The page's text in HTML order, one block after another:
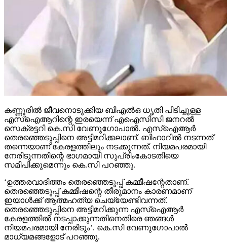
കണ്ണൂരില്‍ ജീവനൊടുക്കിയ ബിഎല്‍ഒ ധൃതി പിടിച്ചുള്ള
എസ്‌ഐആറിന്റെ ഇരയെന്ന് എഐസിസി ജനറല്‍
സെക്രട്ടറി കെ.സി വേണുഗോപാല്‍. എസ്‌ഐആര്‍
തെരഞ്ഞെടുപ്പിനെ അട്ടിമറിക്കലാണ്. ബിഹാറില്‍ നടന്നത്
തന്നെയാണ് കേരളത്തിലും നടക്കുന്നത്. നിയമപരമായി
നേരിടുന്നതിന്റെ ഭാഗമായി സുപ്രിംകോടതിയെ
സമീപിക്കുമെന്നും കെ.സി പറഞ്ഞു.
‘ഉത്തരവാദിത്തം തെരഞ്ഞെടുപ്പ് കമ്മീഷന്റേതാണ്.
തെരഞ്ഞെടുപ്പ് കമ്മീഷന്റെ തീരുമാനം കാരണമാണ്
ഇയാള്‍ക്ക് ആത്മഹത്യ ചെയ്യേണ്ടിവന്നത്.
തെരഞ്ഞെടുപ്പിനെ അട്ടിമറിക്കുന്ന എസ്‌ഐആര്‍
കേരളത്തില്‍ നടപ്പാക്കുന്നതിനെതിരെ ഞങ്ങള്‍
നിയമപരമായി നേരിടും’. കെ.സി വേണുഗോപാല്‍
മാധ്യമങ്ങളോട് പറഞ്ഞു.